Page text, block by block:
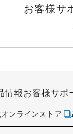
お客様サ
情報お客様サポ
ンラインストア